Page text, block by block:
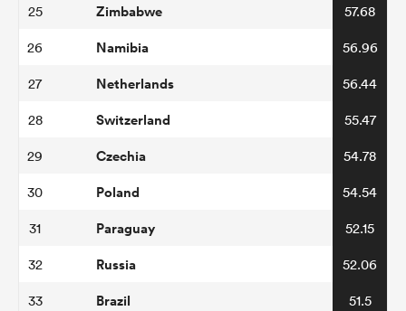
25 Zimbabwe 57.68
26 Namibia 56.96
27 Netherlands 56.44
28 Switzerland 55.47
29 Czechia 54.78
30 Poland 54.54
31 Paraguay 52.15
32 Russia 52.06
33 Brazil 51.5